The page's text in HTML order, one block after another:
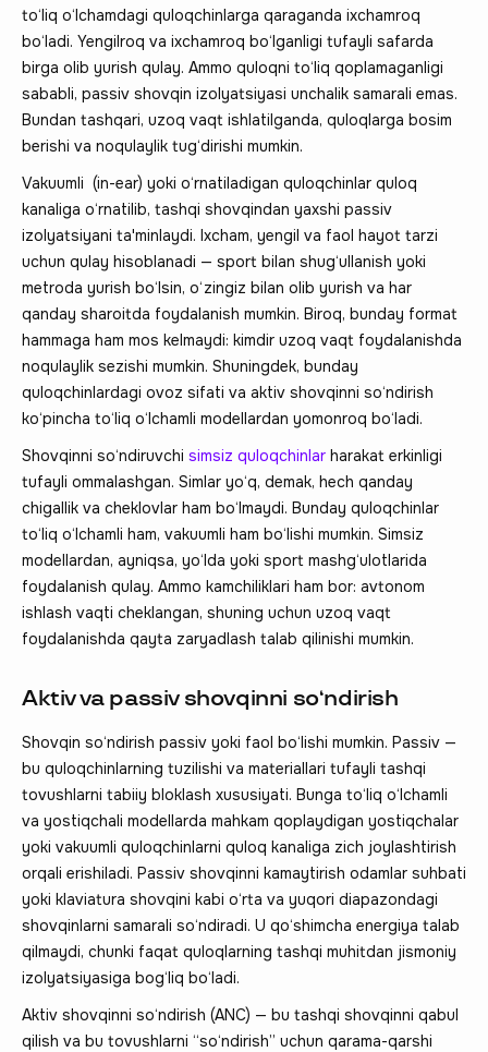
to‘liq o‘lchamdagi quloqchinlarga qaraganda ixchamroq
bo‘ladi. Yengilroq va ixchamroq bo‘lganligi tufayli safarda
birga olib yurish qulay. Ammo quloqni to‘liq qoplamaganligi
sababli, passiv shovqin izolyatsiyasi unchalik samarali emas.
Bundan tashqari, uzoq vaqt ishlatilganda, quloqlarga bosim
berishi va noqulaylik tug‘dirishi mumkin.
Vakuumli (in-ear) yoki o‘rnatiladigan quloqchinlar quloq
kanaliga o‘rnatilib, tashqi shovqindan yaxshi passiv
izolyatsiyani ta'minlaydi. Ixcham, yengil va faol hayot tarzi
uchun qulay hisoblanadi — sport bilan shug‘ullanish yoki
metroda yurish bo‘lsin, o‘zingiz bilan olib yurish va har
qanday sharoitda foydalanish mumkin. Biroq, bunday format
hammaga ham mos kelmaydi: kimdir uzoq vaqt foydalanishda
noqulaylik sezishi mumkin. Shuningdek, bunday
quloqchinlardagi ovoz sifati va aktiv shovqinni so‘ndirish
ko‘pincha to‘liq o‘lchamli modellardan yomonroq bo‘ladi.
Shovqinni so‘ndiruvchi simsiz quloqchinlar harakat erkinligi
tufayli ommalashgan. Simlar yo‘q, demak, hech qanday
chigallik va cheklovlar ham bo‘lmaydi. Bunday quloqchinlar
to‘liq o‘lchamli ham, vakuumli ham bo‘lishi mumkin. Simsiz
modellardan, ayniqsa, yo‘lda yoki sport mashg‘ulotlarida
foydalanish qulay. Ammo kamchiliklari ham bor: avtonom
ishlash vaqti cheklangan, shuning uchun uzoq vaqt
foydalanishda qayta zaryadlash talab qilinishi mumkin.
Aktiv va passiv shovqinni so‘ndirish
Shovqin so‘ndirish passiv yoki faol bo‘lishi mumkin. Passiv —
bu quloqchinlarning tuzilishi va materiallari tufayli tashqi
tovushlarni tabiiy bloklash xususiyati. Bunga to‘liq o‘lchamli
va yostiqchali modellarda mahkam qoplaydigan yostiqchalar
yoki vakuumli quloqchinlarni quloq kanaliga zich joylashtirish
orqali erishiladi. Passiv shovqinni kamaytirish odamlar suhbati
yoki klaviatura shovqini kabi o‘rta va yuqori diapazondagi
shovqinlarni samarali so‘ndiradi. U qo‘shimcha energiya talab
qilmaydi, chunki faqat quloqlarning tashqi muhitdan jismoniy
izolyatsiyasiga bog‘liq bo‘ladi.
Aktiv shovqinni so‘ndirish (ANC) — bu tashqi shovqinni qabul
qilish va bu tovushlarni “so‘ndirish” uchun qarama-qarshi